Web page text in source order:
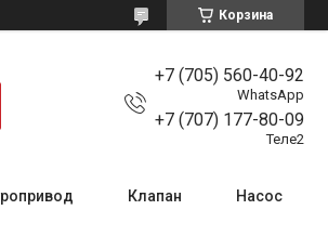
Корзина
+7 (705) 560-40-92
WhatsApp
+7 (707) 177-80-09
Теле2
Клапан Насос